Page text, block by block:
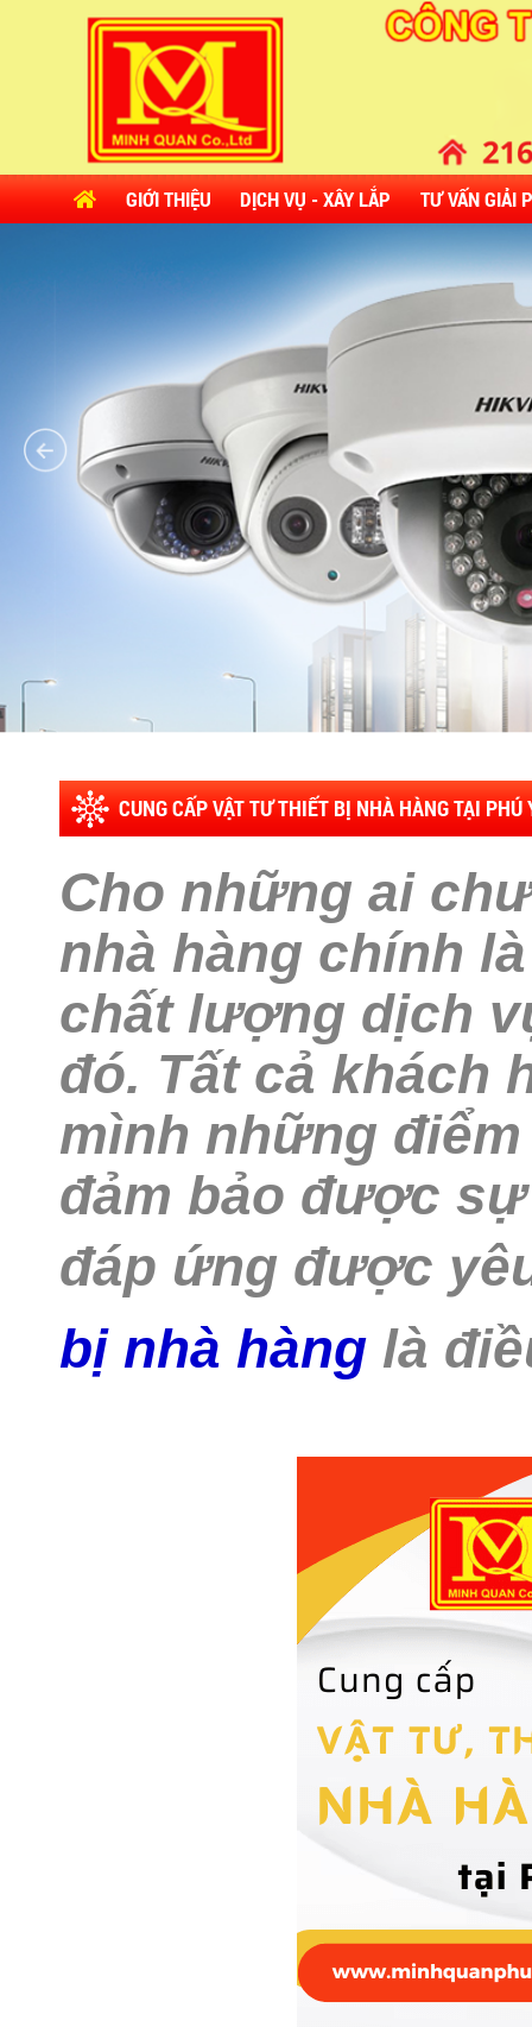
GIỚI THIỆU DỊCH VỤ - XÂY LẮP TƯ VẤN GIẢI
CUNG CẤP VẬT TƯ THIẾT BỊ NHÀ HÀNG TẠI PHÚ
Cho những ai
nhà hàng chính
chất lượng dịch
đó. Tất cả khách
mình những
đảm bảo được
đáp ứng được
bị nhà hàng là